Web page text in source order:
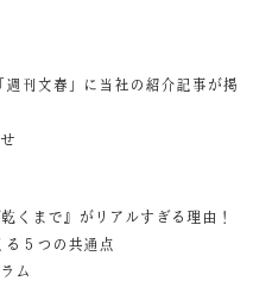
週刊文春」に当社の紹介記事が掲
くまで』がリアルすぎる理由！
る５つの共通点
ム